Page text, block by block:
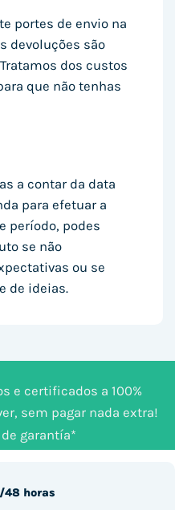
portes de envio na
devoluções são
dos custos
que não tenhas
a contar da data
para efetuar a
período, podes
se não
ou se
de ideias.
e certificados a 100%
sem pagar nada extra!
garantía*
48 horas